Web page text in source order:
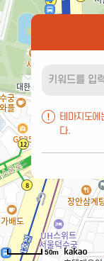
50m
테마지도에
다.